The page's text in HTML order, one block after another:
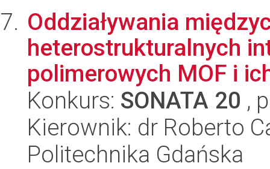
Oddziaływania
heterostrukturalnych
polimerowych MOF i
Konkurs: SONATA 20 ,
Kierownik: dr Roberto
Politechnika Gdańska